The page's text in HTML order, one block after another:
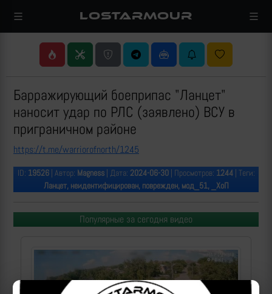
LOSTARMOUR
Барражирующий боеприпас "Ланцет"
наносит удар по РЛС (заявлено) ВСУ в
приграничном районе
https://t.me/warriorofnorth/1245
ID: 19526| Автор: Magness| Дата: 2024-06-30| Просмотров: 1244| Теги:
Ланцет, неидентифицирован, поврежден, мод_51, _ХоП
Популярные за сегодня видео